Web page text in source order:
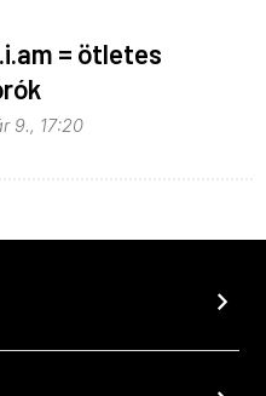
= ötletes
9., 17:20
chevron_right